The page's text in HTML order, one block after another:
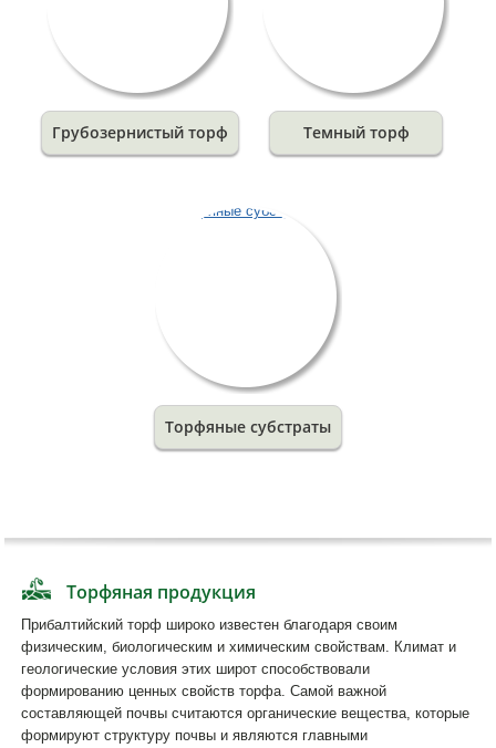
Грубозернистый торф Темный торф
Торфяные субстраты
Торфяная продукция
Прибалтийский торф широко известен благодаря своим
физическим, биологическим и химическим свойствам. Климат и
геологические условия этих широт способствовали
формированию ценных свойств торфа. Самой важной
составляющей почвы считаются органические вещества, которые
формируют структуру почвы и являются главными